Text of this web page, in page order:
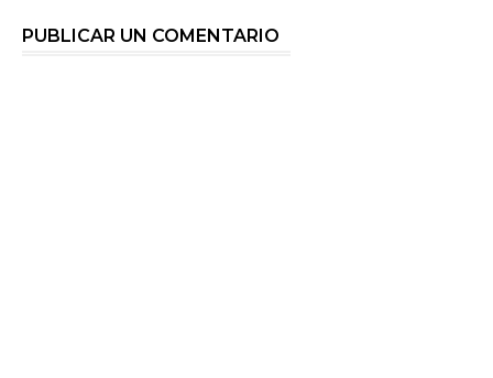
PUBLICAR UN COMENTARIO